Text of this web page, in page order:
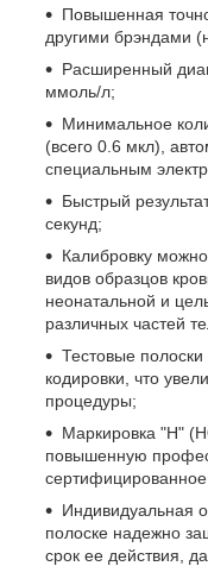
Повышенная
другими брэндами
Расширенный
ммоль/л;
Минимальное
(всего 0.6 мкл),
специальным
Быстрый
секунд;
Калибровку
видов образцов
неонатальной и
различных частей
Тестовые
кодировки, что
процедуры;
Маркировка "Н"
повышенную
сертифицированное
Индивидуальная
полоске надежно
срок ее действия,